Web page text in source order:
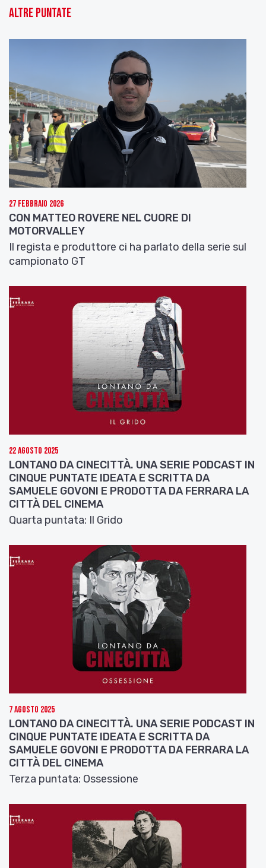
Altre puntate
27 Febbraio 2026
CON MATTEO ROVERE NEL CUORE DI
MOTORVALLEY
Il regista e produttore ci ha parlato della serie sul
campionato GT
22 Agosto 2025
LONTANO DA CINECITTÀ. UNA SERIE PODCAST IN
CINQUE PUNTATE IDEATA E SCRITTA DA
SAMUELE GOVONI E PRODOTTA DA FERRARA LA
CITTÀ DEL CINEMA
Quarta puntata: Il Grido
7 Agosto 2025
LONTANO DA CINECITTÀ. UNA SERIE PODCAST IN
CINQUE PUNTATE IDEATA E SCRITTA DA
SAMUELE GOVONI E PRODOTTA DA FERRARA LA
CITTÀ DEL CINEMA
Terza puntata: Ossessione